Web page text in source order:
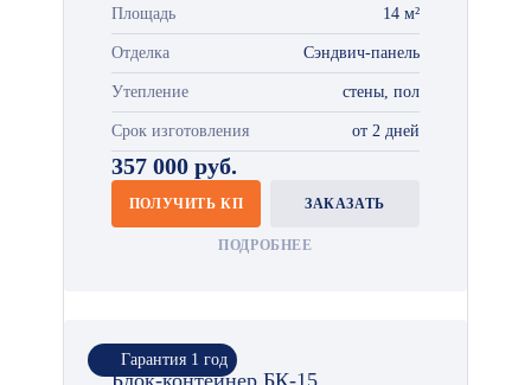
Площадь 14 м²
Отделка Сэндвич-панель
Утепление стены, пол
Срок изготовления от 2 дней
357 000 руб.
ПОЛУЧИТЬ КП ЗАКАЗАТЬ
ПОДРОБНЕЕ
Гарантия 1 год
Блок-контейнер БК-15